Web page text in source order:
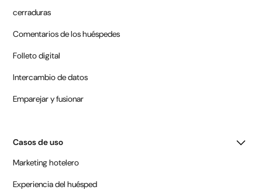
cerraduras
Comentarios de los huéspedes
Folleto digital
Intercambio de datos
Emparejar y fusionar
Casos de uso
Marketing hotelero
Experiencia del huésped